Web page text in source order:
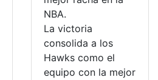
NBA.
La victoria
consolida a los
Hawks como el
equipo con la mejor